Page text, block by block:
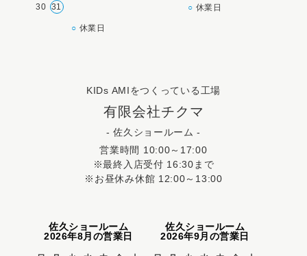
30 31
○ 休業日
○ 休業日
KIDs AMIをつくっている工場
有限会社チクマ
- 佐久ショールーム -
営業時間 10:00～17:00
※最終入店受付 16:30まで
※お昼休み休館 12:00～13:00
佐久ショールーム
2026年8月の営業日
佐久ショールーム
2026年9月の営業日